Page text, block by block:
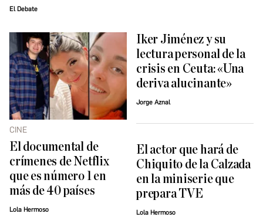
El Debate
CINE
El documental de
crímenes de Netflix
que es número 1 en
más de 40 países
Lola Hermoso
Iker Jiménez y su
lectura personal de la
crisis en Ceuta: «Una
deriva alucinante»
Jorge Aznal
El actor que hará de
Chiquito de la Calzada
en la miniserie que
prepara TVE
Lola Hermoso